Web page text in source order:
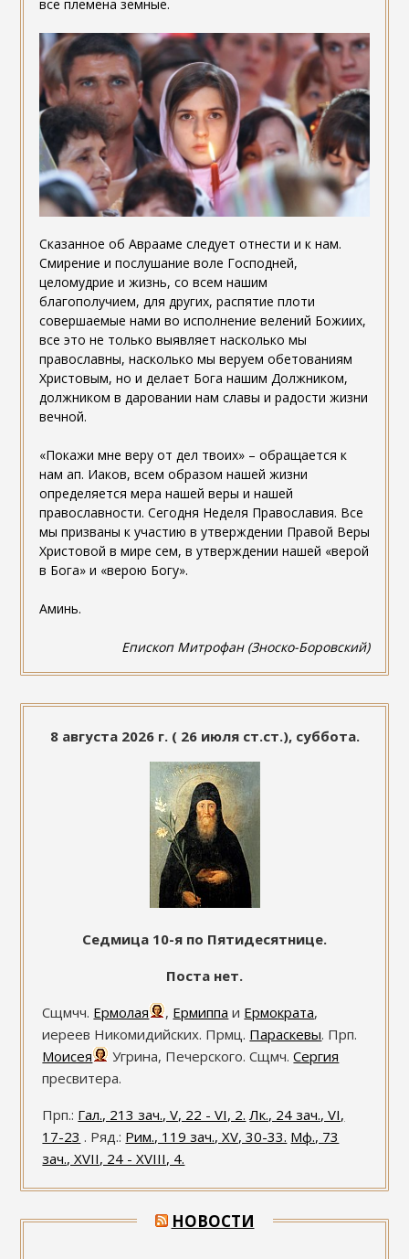
все племена земные.
Сказанное об Аврааме следует отнести и к нам.
Смирение и послушание воле Господней,
целомудрие и жизнь, со всем нашим
благополучием, для других, распятие плоти
совершаемые нами во исполнение велений Божиих,
все это не только выявляет насколько мы
православны, насколько мы веруем обетованиям
Христовым, но и делает Бога нашим Должником,
должником в даровании нам славы и радости жизни
вечной.
«Покажи мне веру от дел твоих» – обращается к
нам ап. Иаков, всем образом нашей жизни
определяется мера нашей веры и нашей
православности. Сегодня Неделя Православия. Все
мы призваны к участию в утверждении Правой Веры
Христовой в мире сем, в утверждении нашей «верой
в Бога» и «верою Богу».
Аминь.
Епископ Митрофан (Зноско-Боровский)
8 августа 2026 г. ( 26 июля ст.ст.), суббота.
Седмица 10-я по Пятидесятнице.
Поста нет.
Сщмчч. Ермолая , Ермиппа и Ермократа,
иереев Никомидийских. Прмц. Параскевы. Прп.
Моисея
Угрина, Печерского. Сщмч.Сергия
пресвитера.
Прп.: Гал., 213 зач., V, 22 - VI, 2. Лк., 24 зач., VI,
17-23 . Ряд.: Рим., 119 зач., XV, 30-33. Мф., 73
зач., XVII, 24 - XVIII, 4.
НОВОСТИ